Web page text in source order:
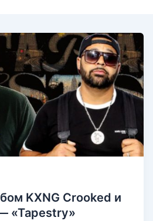
KXNG Crooked и
«Tapestry»